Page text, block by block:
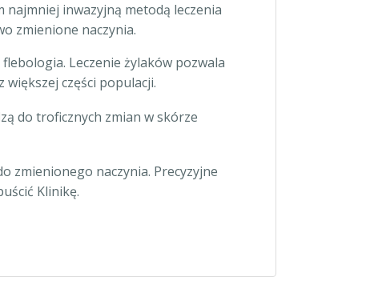
najmniej inwazyjną metodą leczenia
zmienione naczynia.
Leczenie żylaków pozwala
części populacji.
do troficznych zmian w skórze
zmienionego naczynia. Precyzyjne
Klinikę.